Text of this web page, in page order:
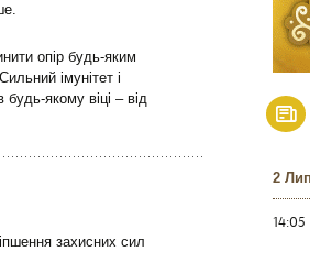
опір будь-яким
імунітет і
якому віці – від
захисних сил
2
14:05